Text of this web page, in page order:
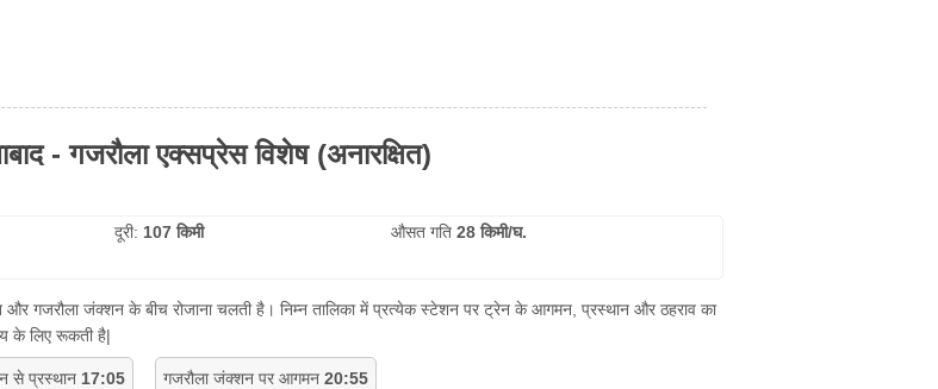
- गजरौला एक्सप्रेस विशेष (अनारक्षित)
दूरी: 107 किमी औसत गति 28 किमी/घ.
गजरौला जंक्शन के बीच रोजाना चलती है। निम्न तालिका में प्रत्येक स्टेशन पर ट्रेन के आगमन, प्रस्थान और ठहराव का
के लिए रूकती है|
से प्रस्थान 17:05 गजरौला जंक्शन पर आगमन 20:55